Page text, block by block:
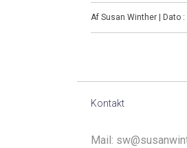
Af Susan Winther | Dato
Kontakt
Mail: